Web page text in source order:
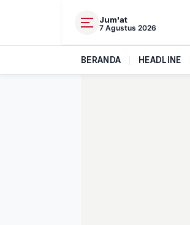
Jum'at
7 Agustus 2026
BERANDA HEADLINE